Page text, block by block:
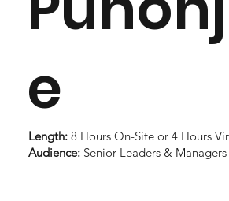
Length: 8 Hours On-Site or 4 Hours
Audience:Senior Leaders & Managers
e